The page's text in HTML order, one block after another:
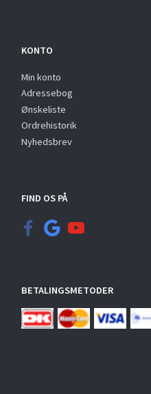
KONTO
Min konto
Adressebog
Ønskeliste
Ordrehistorik
Nyhedsbrev
FIND OS PÅ
BETALINGSMETODER